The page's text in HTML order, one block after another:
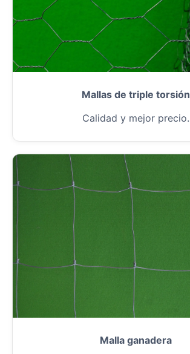
Mallas de triple torsión
Calidad y mejor precio.
Malla ganadera